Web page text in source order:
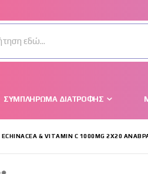
ΣΥΜΠΛΉΡΩΜΑ ΔΙΑΤΡΟΦΉΣ
εδώ...
ECHINACEA & VITAMIN C 1000MG 2X20